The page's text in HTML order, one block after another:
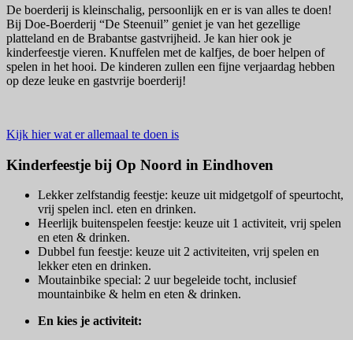
De boerderij is kleinschalig, persoonlijk en er is van alles te doen!
Bij Doe-Boerderij “De Steenuil” geniet je van het gezellige
platteland en de Brabantse gastvrijheid. Je kan hier ook je
kinderfeestje vieren. Knuffelen met de kalfjes, de boer helpen of
spelen in het hooi. De kinderen zullen een fijne verjaardag hebben
op deze leuke en gastvrije boerderij!
Kijk hier wat er allemaal te doen is
Kinderfeestje bij Op Noord in Eindhoven
Lekker zelfstandig feestje: keuze uit midgetgolf of speurtocht,
vrij spelen incl. eten en drinken.
Heerlijk buitenspelen feestje: keuze uit 1 activiteit, vrij spelen
en eten & drinken.
Dubbel fun feestje: keuze uit 2 activiteiten, vrij spelen en
lekker eten en drinken.
Moutainbike special: 2 uur begeleide tocht, inclusief
mountainbike & helm en eten & drinken.
En kies je activiteit: